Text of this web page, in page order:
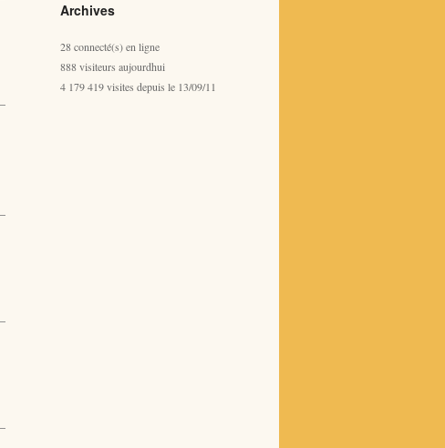
Archives
28 connecté(s) en ligne
888 visiteurs aujourdhui
4 179 419 visites depuis le 13/09/11